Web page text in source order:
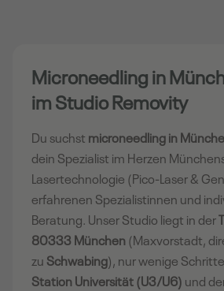
Microneedling in
im Studio Removity
Du suchst microneedling in
dein Spezialist im Herzen
Lasertechnologie (Pico-Laser &
erfahrenen Spezialistinnen und
Beratung. Unser Studio liegt in der
80333 München (Maxvorstadt,
zu Schwabing), nur wenige
Station Universität (U3/U6) und